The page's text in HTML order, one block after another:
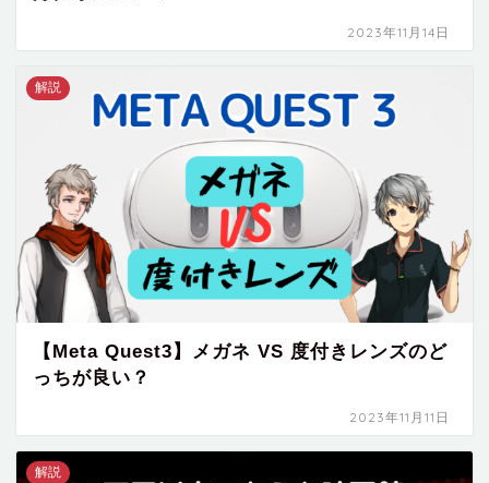
2023年11月14日
解説
【Meta Quest3】メガネ VS 度付きレンズのど
っちが良い？
2023年11月11日
解説